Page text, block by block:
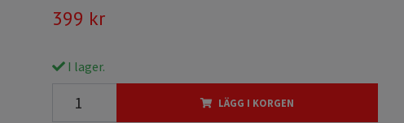
399 kr
I lager.
LÄGG I KORGEN